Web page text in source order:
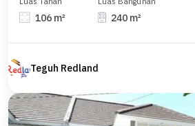
106 m² 240 m²
Teguh Redland